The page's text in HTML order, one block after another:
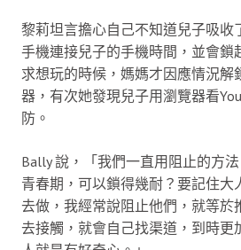
黎莉坦言擔心自己不知道兒子吸收
手機連接兒子的手機時間，並會鎖
求想玩的時候，媽媽才因應情況解
器，有次她發現兒子用瀏覽器看
防。
Bally 說，「我們一直用阻止的方
青春期，可以鎖得幾耐？要記住大
去做，我經常說阻止他們，就等於
去接觸，就會自己找渠道，到時更